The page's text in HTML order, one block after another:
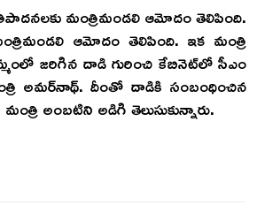
మంత్రిమండలి ఆమోదం తెలిపింది.
ఆమోదం తెలిపింది. ఇక మంత్రి
జరిగిన దాడి గురించి కేబినెట్‌లో సీఎం
అమర్‌నాథ్. దీంతో దాడికి సంబంధించిన
అంబటిని అడిగి తెలుసుకున్నారు.